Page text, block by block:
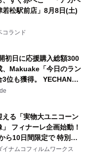
若松駅前店」8月8日(土)
コランド
初日に応援購入総額300
、Makuake「今日のラン
3位も獲得。 YECHAN音
ウル第2弾の大型サイ
3XL）を先行販売中
える「実物大ユニコーン
フィナーレ企画始動！
ら10日間限定で 特別映
GUNDAM Statue ―
イナムコフィルムワークス